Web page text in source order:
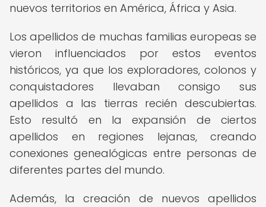
nuevos territorios en América, África y Asia.
Los apellidos de muchas familias europeas se
vieron influenciados por estos eventos
históricos, ya que los exploradores, colonos y
conquistadores llevaban consigo sus
apellidos a las tierras recién descubiertas.
Esto resultó en la expansión de ciertos
apellidos en regiones lejanas, creando
conexiones genealógicas entre personas de
diferentes partes del mundo.
Además, la creación de nuevos apellidos